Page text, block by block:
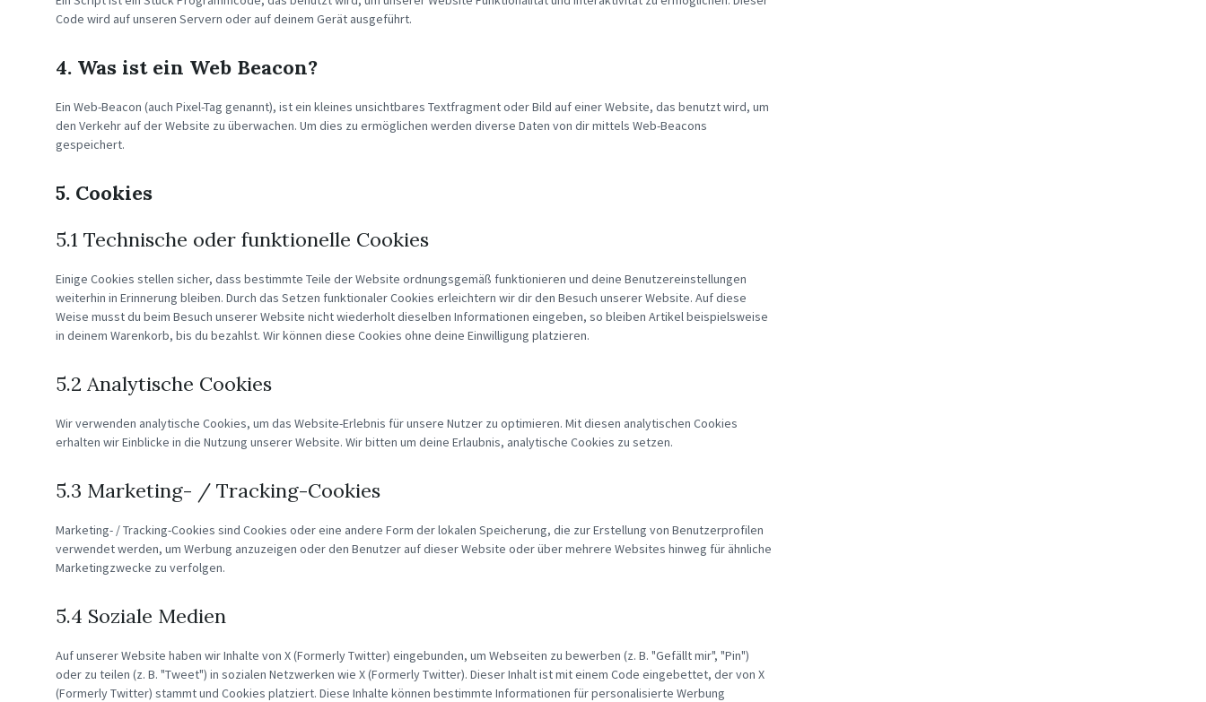
Code wird auf unseren Servern oder auf deinem Gerät ausgeführt.
4. Was ist ein Web Beacon?
Ein Web-Beacon (auch Pixel-Tag genannt), ist ein kleines unsichtbares Textfragment oder Bild auf einer Website, das benutzt wird, um
den Verkehr auf der Website zu überwachen. Um dies zu ermöglichen werden diverse Daten von dir mittels Web-Beacons
gespeichert.
5. Cookies
5.1 Technische oder funktionelle Cookies
Einige Cookies stellen sicher, dass bestimmte Teile der Website ordnungsgemäß funktionieren und deine Benutzereinstellungen
weiterhin in Erinnerung bleiben. Durch das Setzen funktionaler Cookies erleichtern wir dir den Besuch unserer Website. Auf diese
Weise musst du beim Besuch unserer Website nicht wiederholt dieselben Informationen eingeben, so bleiben Artikel beispielsweise
in deinem Warenkorb, bis du bezahlst. Wir können diese Cookies ohne deine Einwilligung platzieren.
5.2 Analytische Cookies
Wir verwenden analytische Cookies, um das Website-Erlebnis für unsere Nutzer zu optimieren. Mit diesen analytischen Cookies
erhalten wir Einblicke in die Nutzung unserer Website. Wir bitten um deine Erlaubnis, analytische Cookies zu setzen.
5.3 Marketing- / Tracking-Cookies
Marketing- / Tracking-Cookies sind Cookies oder eine andere Form der lokalen Speicherung, die zur Erstellung von Benutzerprofilen
verwendet werden, um Werbung anzuzeigen oder den Benutzer auf dieser Website oder über mehrere Websites hinweg für ähnliche
Marketingzwecke zu verfolgen.
5.4 Soziale Medien
Auf unserer Website haben wir Inhalte von X (Formerly Twitter) eingebunden, um Webseiten zu bewerben (z. B. "Gefällt mir", "Pin")
oder zu teilen (z. B. "Tweet") in sozialen Netzwerken wie X (Formerly Twitter). Dieser Inhalt ist mit einem Code eingebettet, der von X
(Formerly Twitter) stammt und Cookies platziert. Diese Inhalte können bestimmte Informationen für personalisierte Werbung